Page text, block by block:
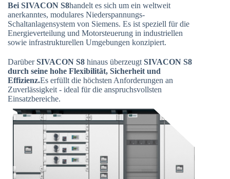
Bei SIVACON S8handelt es sich um ein weltweit
anerkanntes, modulares Niederspannungs-
Schaltanlagensystem von Siemens. Es ist speziell für die
Energieverteilung und Motorsteuerung in industriellen
sowie infrastrukturellen Umgebungen konzipiert.
DarüberSIVACON S8 hinaus überzeugt SIVACON S8
durch seine hohe Flexibilität, Sicherheit und
Effizienz.Es erfüllt die höchsten Anforderungen an
Zuverlässigkeit - ideal für die anspruchsvollsten
Einsatzbereiche.